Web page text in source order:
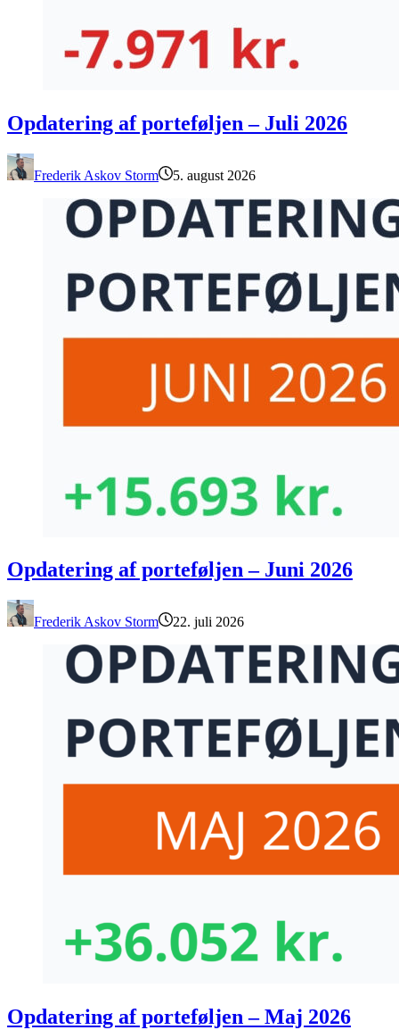
Opdatering af porteføljen – Juli 2026
Frederik Askov Storm 5. august 2026
Opdatering af porteføljen – Juni 2026
Frederik Askov Storm 22. juli 2026
Opdatering af porteføljen – Maj 2026